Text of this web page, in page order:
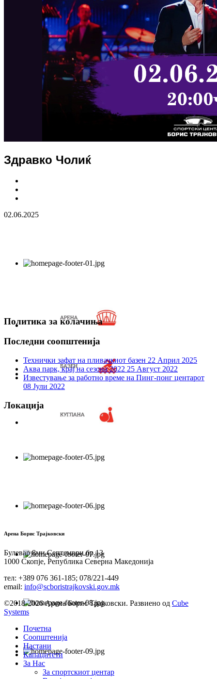
Здравко Чолиќ
02.06.2025
Политика за колачиња
Последни соопштенија
Технички зафат на пливачкиот базен 22 Април 2025
Аква парк, крај на сезона 2022 25 Август 2022
Известување за работно време на Пинг-понг центарот
08 Јули 2022
Локација
Арена Борис Трајковски
Булевар 8ми Септември бр.13
1000 Скопје, Република Северна Македонија
тел: +389 076 361-185; 078/221-449
email: info@scboristrajkovski.gov.mk
©2018-2026 Арена Борис Трајковски. Развиено од Cube
Systems
Почетна
Соопштенија
Настани
Капацитети
За Нас
За спортскиот центар